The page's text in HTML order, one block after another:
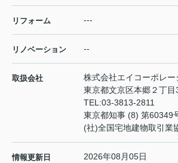
リフォーム ---
リノベーション --
取扱会社
株式会社エイコーポレ
東京都文京区本郷２丁目
TEL:03-3813-2811
東京都知事 (8) 第60349
(社)全国宅地建物取引業
情報更新日 2026年08月05日